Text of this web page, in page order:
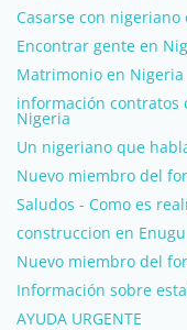
Casarse con nigeriano
Encontrar gente en
Matrimonio en Nigeria
información contratos
Nigeria
Un nigeriano que
Nuevo miembro del
Saludos - Como es
construccion en Enugu
Nuevo miembro del
Información sobre
AYUDA URGENTE